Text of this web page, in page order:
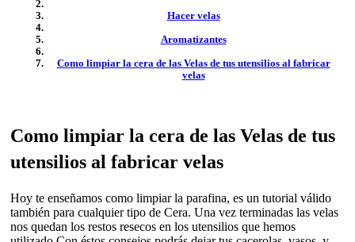
Hacer velas
Aromatizantes
Como limpiar la cera de las Velas de tus utensilios al fabricar
velas
Como limpiar la cera de las Velas de tus
utensilios al fabricar velas
Hoy te enseñamos como limpiar la parafina, es un tutorial válido
también para cualquier tipo de Cera. Una vez terminadas las velas
nos quedan los restos resecos en los utensilios que hemos